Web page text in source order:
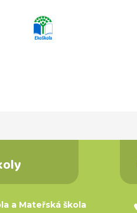
a Mateřská škola